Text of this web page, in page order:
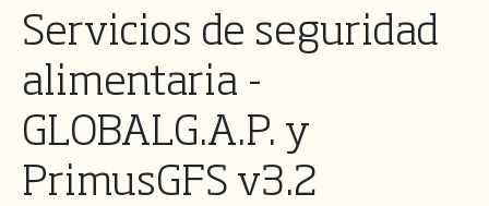
Servicios de seguridad
alimentaria -
GLOBALG.A.P. y
PrimusGFS v3.2